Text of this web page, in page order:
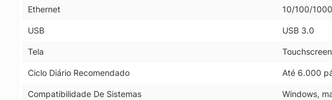
Ethernet 10/100/
USB USB 3.0
Tela
Ciclo Diário Recomendado Até 6.000
Compatibilidade De Sistemas Windows,